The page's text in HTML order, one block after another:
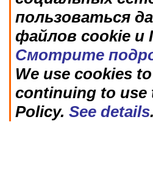
пользоваться
файлов cookie и
Смотрите
We use cookies
continuing to use
Policy. See details.